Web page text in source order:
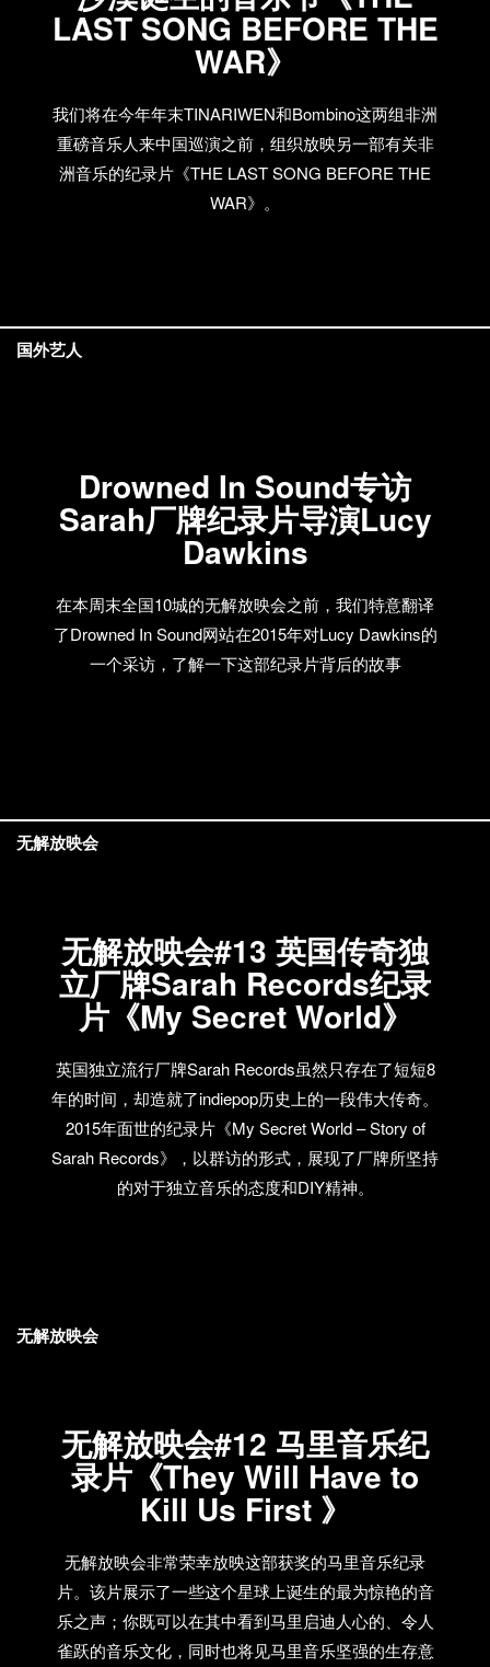
LAST SONG BEFORE THE
WAR》
我们将在今年年末TINARIWEN和Bombino这两组非洲
重磅音乐人来中国巡演之前，组织放映另一部有关非
洲音乐的纪录片《THE LAST SONG BEFORE THE
WAR》。
Drowned In Sound专访
Sarah厂牌纪录片导演Lucy
Dawkins
在本周末全国10城的无解放映会之前，我们特意翻译
了Drowned In Sound网站在2015年对Lucy Dawkins的
一个采访，了解一下这部纪录片背后的故事
国外艺人
无解放映会#13 英国传奇独
立厂牌Sarah Records纪录
片《My Secret World》
英国独立流行厂牌Sarah Records虽然只存在了短短8
年的时间，却造就了indiepop历史上的一段伟大传奇。
2015年面世的纪录片《My Secret World – Story of
Sarah Records》，以群访的形式，展现了厂牌所坚持
的对于独立音乐的态度和DIY精神。
无解放映会
无解放映会#12 马里音乐纪
录片《They Will Have to
Kill Us First 》
无解放映会非常荣幸放映这部获奖的马里音乐纪录
片。该片展示了一些这个星球上诞生的最为惊艳的音
乐之声；你既可以在其中看到马里启迪人心的、令人
雀跃的音乐文化，同时也将见马里音乐坚强的生存意
无解放映会